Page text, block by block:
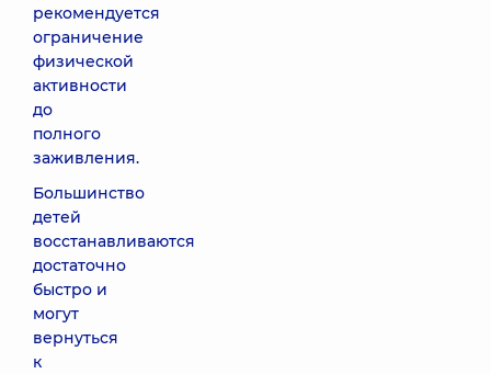
рекомендуется
ограничение
физической
активности
до
полного
заживления.
Большинство
детей
восстанавливаются
достаточно
быстро и
могут
вернуться
к